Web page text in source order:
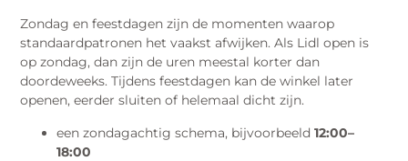
Zondag en feestdagen zijn de momenten waarop
standaardpatronen het vaakst afwijken. Als Lidl open is
op zondag, dan zijn de uren meestal korter dan
doordeweeks. Tijdens feestdagen kan de winkel later
openen, eerder sluiten of helemaal dicht zijn.
een zondagachtig schema, bijvoorbeeld12:00–
18:00